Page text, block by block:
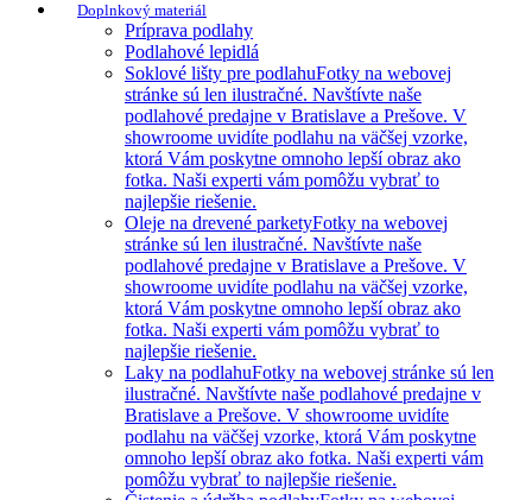
Doplnkový materiál
Príprava podlahy
Podlahové lepidlá
Soklové lišty pre podlahuFotky na webovej
stránke sú len ilustračné. Navštívte naše
podlahové predajne v Bratislave a Prešove. V
showroome uvidíte podlahu na väčšej vzorke,
ktorá Vám poskytne omnoho lepší obraz ako
fotka. Naši experti vám pomôžu vybrať to
najlepšie riešenie.
Oleje na drevené parketyFotky na webovej
stránke sú len ilustračné. Navštívte naše
podlahové predajne v Bratislave a Prešove. V
showroome uvidíte podlahu na väčšej vzorke,
ktorá Vám poskytne omnoho lepší obraz ako
fotka. Naši experti vám pomôžu vybrať to
najlepšie riešenie.
Laky na podlahuFotky na webovej stránke sú len
ilustračné. Navštívte naše podlahové predajne v
Bratislave a Prešove. V showroome uvidíte
podlahu na väčšej vzorke, ktorá Vám poskytne
omnoho lepší obraz ako fotka. Naši experti vám
pomôžu vybrať to najlepšie riešenie.